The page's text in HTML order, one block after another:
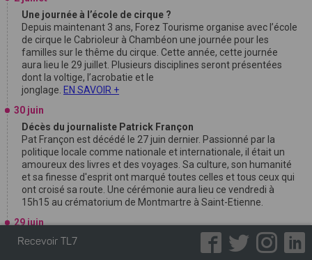
Une journée à l’école de cirque ?
Depuis maintenant 3 ans, Forez Tourisme organise avec l’école
de cirque le Cabrioleur à Chambéon une journée pour les
familles sur le thême du cirque. Cette année, cette journée
aura lieu le 29 juillet. Plusieurs disciplines seront présentées
dont la voltige, l’acrobatie et le
jonglage. EN SAVOIR +
30 juin
Décès du journaliste Patrick Françon
Pat Françon est décédé le 27 juin dernier. Passionné par la
politique locale comme nationale et internationale, il était un
amoureux des livres et des voyages. Sa culture, son humanité
et sa finesse d'esprit ont marqué toutes celles et tous ceux qui
ont croisé sa route. Une cérémonie aura lieu ce vendredi à
15h15 au crématorium de Montmartre à Saint-Etienne.
29 juin
1ère édition du Riv Music Live
Le lundi 13 juillet 2026, à partir de 19h30, la place de la
Recevoir TL7